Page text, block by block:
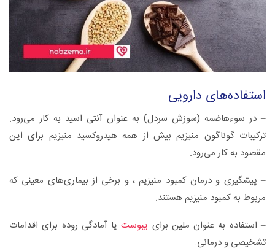
استفاده‌های دارویی
– در سوءهاضمه (سوزش سردل) به عنوان آنتی اسید به کار می‌رود.
ترکیبات گوناگون منیزیم بیش از همه هیدروکسید منیزیم برای این
مقصود به کار می‌رود.
– پیشگیری و درمان کمبود منیزیم ، و برخی از بیماری‌های معینی که
مربوط به کمبود منیزیم هستند.
– استفاده به عنوان ملین برای یبوست یا آمادگی روده برای اقدامات
تشخیصی و درمانی.